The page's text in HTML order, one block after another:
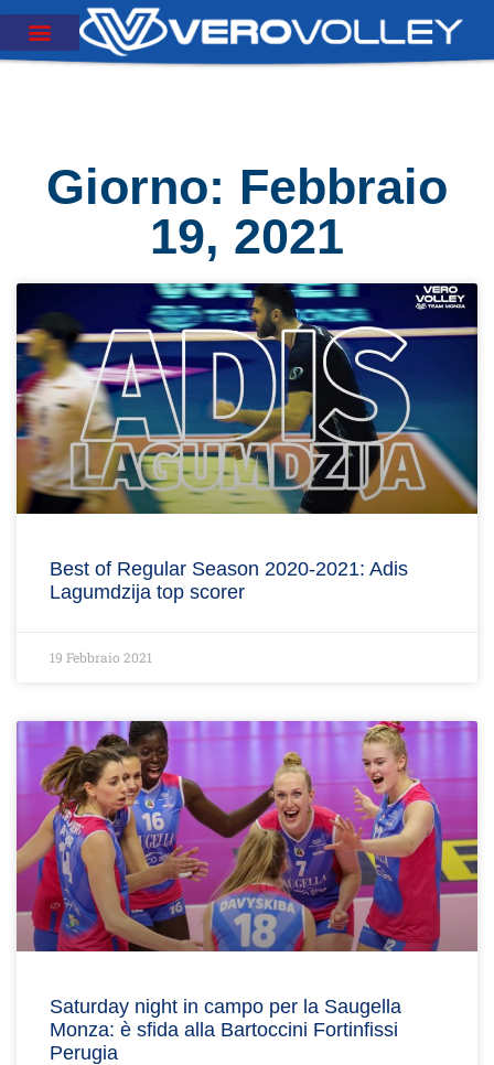
Giorno: Febbraio
19, 2021
Best of Regular Season 2020-2021: Adis
Lagumdzija top scorer
19 Febbraio 2021
Saturday night in campo per la Saugella
Monza: è sfida alla Bartoccini Fortinfissi
Perugia